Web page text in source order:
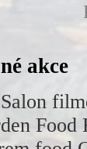
akce
Food